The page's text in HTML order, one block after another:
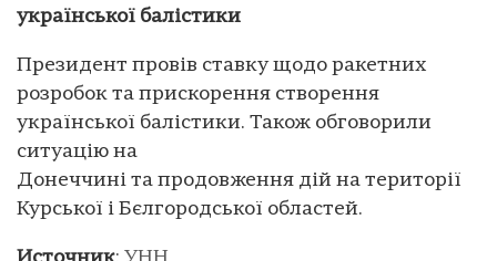
української балістики
Президент провів ставку щодо ракетних
розробок та прискорення створення
української балістики. Також обговорили
ситуацію на
Донеччині та продовження дій на території
Курської і Бєлгородської областей.